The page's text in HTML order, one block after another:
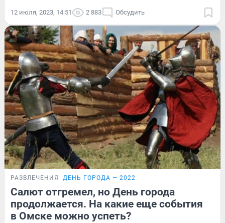
12 июля, 2023, 14:51 2 883 Обсудить
РАЗВЛЕЧЕНИЯ ДЕНЬ ГОРОДА — 2022
Салют отгремел, но День города
продолжается. На какие еще события
в Омске можно успеть?